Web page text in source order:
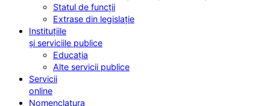
Statul de funcții
Extrase din legislație
Instituțiile
și serviciile publice
Educația
Alte servicii publice
Servicii
online
Nomenclatura